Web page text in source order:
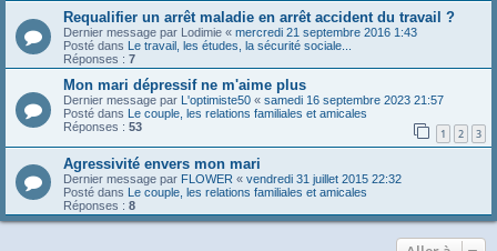
Requalifier un arrêt maladie en arrêt accident du travail ?
Dernier message par Lodimie « mercredi 21 septembre 2016 1:43
Posté dans
Le travail, les études, la sécurité sociale...
Réponses : 7
Mon mari dépressif ne m'aime plus
Dernier message par L'optimiste50 « samedi 16 septembre 2023 21:57
Posté dans
Le couple, les relations familiales et amicales
Réponses : 53 1 2 3
Agressivité envers mon mari
Dernier message par FLOWER « vendredi 31 juillet 2015 22:32
Posté dans Le couple, les relations familiales et amicales
Réponses : 8